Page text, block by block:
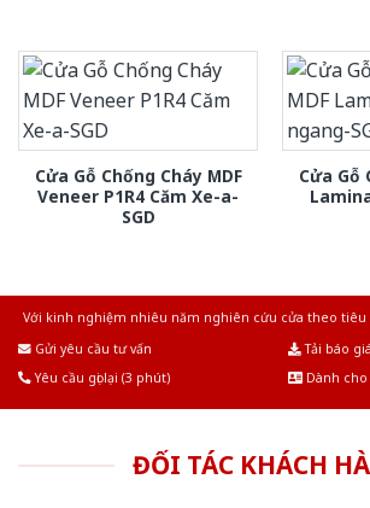
Cửa Gỗ Chống Cháy MDF
Veneer P1R4 Căm Xe-a-
SGD
Cửa Gỗ
Với kinh nghiệm nhiêu năm nghiên cứu cửa theo tiêu
Gửi yêu cầu tư vấn
Tải báo
Yêu cầu gọi lại (3 phút)
Dành
ĐỐI TÁC KHÁCH